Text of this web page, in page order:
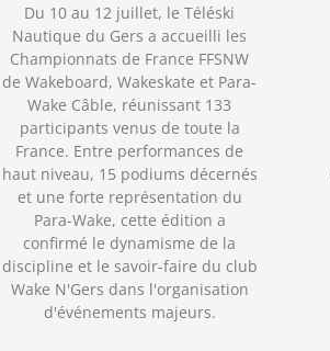
Du 10 au 12 juillet, le Téléski
Nautique du Gers a accueilli les
Championnats de France FFSNW
de Wakeboard, Wakeskate et Para-
Wake Câble, réunissant 133
participants venus de toute la
France. Entre performances de
haut niveau, 15 podiums décernés
et une forte représentation du
Para-Wake, cette édition a
confirmé le dynamisme de la
discipline et le savoir-faire du club
Wake N'Gers dans l'organisation
d'événements majeurs.